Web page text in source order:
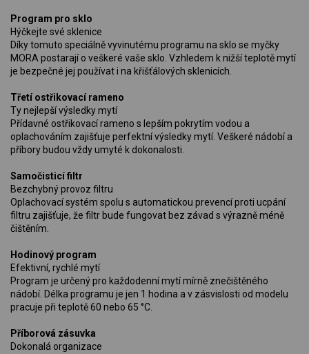
Program pro sklo
Hýčkejte své sklenice
Díky tomuto speciálně vyvinutému programu na sklo se myčky
MORA postarají o veškeré vaše sklo. Vzhledem k nižší teplotě mytí
je bezpečné jej používat i na křišťálových sklenicích.
Třetí ostřikovací rameno
Ty nejlepší výsledky mytí
Přídavné ostřikovací rameno s lepším pokrytím vodou a
oplachováním zajišťuje perfektní výsledky mytí. Veškeré nádobí a
příbory budou vždy umyté k dokonalosti.
Samočisticí filtr
Bezchybný provoz filtru
Oplachovací systém spolu s automatickou prevencí proti ucpání
filtru zajišťuje, že filtr bude fungovat bez závad s výrazně méně
čištěním.
Hodinový program
Efektivní, rychlé mytí
Program je určený pro každodenní mytí mírně znečištěného
nádobí. Délka programu je jen 1 hodina a v zásvislosti od modelu
pracuje při teplotě 60 nebo 65 °C.
Příborová zásuvka
Dokonalá organizace